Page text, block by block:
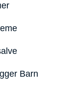
Barn